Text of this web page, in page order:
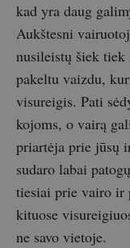
kad yra daug
Aukštesni
nusileistų šiek tiek
pakeltu vaizdu,
visureigis. Pati
kojoms, o vairą
priartėja prie jūsų
sudaro labai
tiesiai prie vairo ir
kituose
ne savo vietoje.